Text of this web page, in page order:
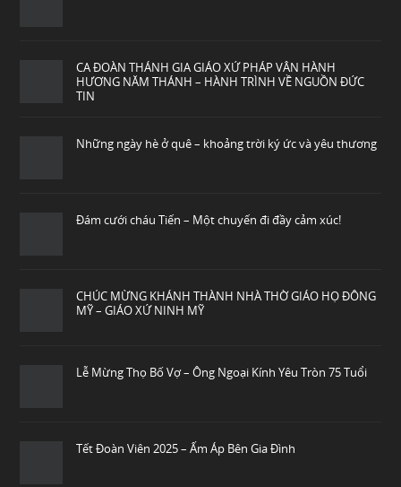
CA ĐOÀN THÁNH GIA GIÁO XỨ PHÁP VÂN HÀNH
HƯƠNG NĂM THÁNH – HÀNH TRÌNH VỀ NGUỒN ĐỨC
TIN
Những ngày hè ở quê – khoảng trời ký ức và yêu thương
Đám cưới cháu Tiến – Một chuyến đi đầy cảm xúc!
CHÚC MỪNG KHÁNH THÀNH NHÀ THỜ GIÁO HỌ ĐÔNG
MỸ – GIÁO XỨ NINH MỸ
Lễ Mừng Thọ Bố Vợ – Ông Ngoại Kính Yêu Tròn 75 Tuổi
Tết Đoàn Viên 2025 – Ấm Áp Bên Gia Đình